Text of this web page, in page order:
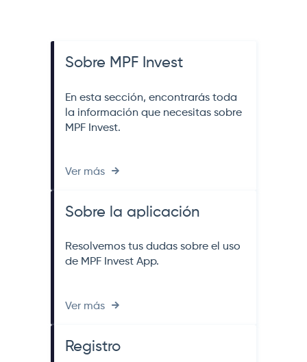
Sobre MPF Invest
En esta sección, encontrarás toda
la información que necesitas sobre
MPF Invest.
Ver más
Sobre la aplicación
Resolvemos tus dudas sobre el uso
de MPF Invest App.
Ver más
Registro